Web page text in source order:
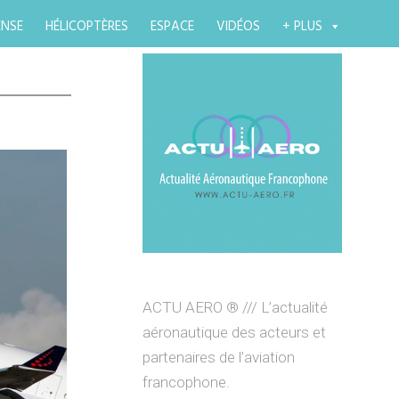
HÉLICOPTÈRES ESPACE VIDÉOS + PLUS
ACTU AERO ® /// L’actualité
aéronautique des acteurs et
partenaires de l’aviation
francophone.